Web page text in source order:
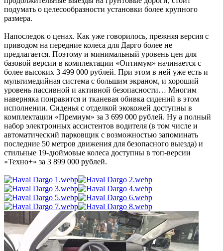
подумать о целесообразности установки более крупного
размера.
Напоследок о ценах. Как уже говорилось, прежняя версия с
приводом на передние колеса для Дарго более не
предлагается. Поэтому и минимальный уровень цен для
базовой версии в комплектации «Оптимум» начинается с
более высоких 3 499 000 рублей. При этом в ней уже есть и
мультимедийная система с большим экраном, и хороший
уровень пассивной и активной безопасности… Многим
наверняка понравится и тканевая обивка сидений в этом
исполнении. Сиденья с отделкой экокожей доступны в
комплектации «Премиум» за 3 699 000 рублей. Ну а полный
набор электронных ассистентов водителя (в том числе и
автоматический парковщик с возможностью запоминать
последние 50 метров движения для безопасного выезда) и
стильные 19-дюймовые колеса доступны в топ-версии
«Техно+» за 3 899 000 рублей.